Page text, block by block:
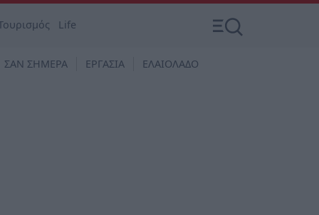
Life
ΣΑΝ ΣΗΜΕΡΑ ΕΡΓΑΣΙΑ ΕΛΑΙΟΛΑΔΟ